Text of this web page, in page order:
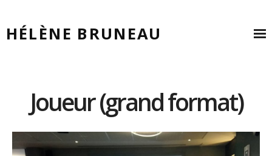
HÉLÈNE BRUNEAU
Joueur (grand format)